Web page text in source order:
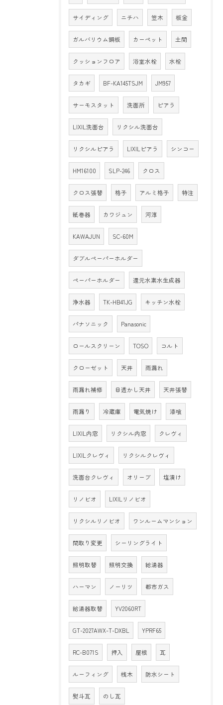
サイディング ニチハ 笠木 板金
ガルバリウム鋼板 カーペット 土間
クッションフロア 浴室水栓 水栓
タカギ BF-KA145TSJM JM957
サーモスタット 洗面所 ピアラ
LIXIL洗面台 リクシル洗面台
リクシルピアラ LIXILピアラ シンコー
HM16100 SLP-246 クロス
クロス張替 格子 アルミ格子 特注
紙巻器 カワジュン 河淳
KAWAJUN SC-60M
ダブルペーパーホルダー
ペーパーホルダー 還元水素水生成器
浄水器 TK-HB41JG キッチン水栓
パナソニック Panasonic
ロールスクリーン TOSO コルト
クローゼット 天井 雨漏れ
雨漏れ補修 目透かし天井 天井張替
雨漏り 冷蔵庫 電気焼け 漆喰
LIXIL内窓 リクシル内窓 クレヴィ
LIXILクレヴィ リクシルクレヴィ
洗面台クレヴィ オリーブ 塩漬け
リノビオ LIXILリノビオ
リクシルリノビオ ワンルームマンション
間取り変更 シーリングライト
照明取替 照明交換 給湯器
ハーマン ノーリツ 都市ガス
給湯器取替 YV2060RT
GT-2027AWX-T-DXBL YPRF65
RC-B071S 押入 屋根 瓦
ルーフィング 桟木 防水シート
熨斗瓦 のし瓦